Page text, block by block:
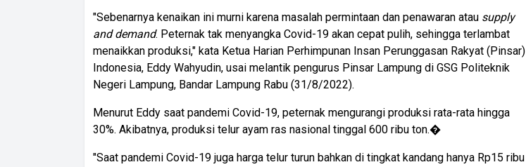
"Sebenarnya kenaikan ini murni karena masalah permintaan dan penawaran atau supply
and demand. Peternak tak menyangka Covid-19 akan cepat pulih, sehingga terlambat
menaikkan produksi," kata Ketua Harian Perhimpunan Insan Perunggasan Rakyat (Pinsar)
Indonesia, Eddy Wahyudin, usai melantik pengurus Pinsar Lampung di GSG Politeknik
Negeri Lampung, Bandar Lampung Rabu (31/8/2022).
Menurut Eddy saat pandemi Covid-19, peternak mengurangi produksi rata-rata hingga
30%. Akibatnya, produksi telur ayam ras nasional tinggal 600 ribu ton.�
"Saat pandemi Covid-19 juga harga telur turun bahkan di tingkat kandang hanya Rp15 ribu